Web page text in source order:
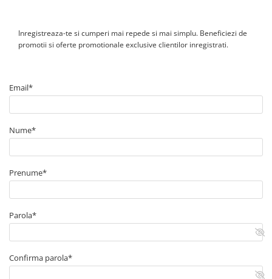
Inregistreaza-te si cumperi mai repede si mai simplu. Beneficiezi de
promotii si oferte promotionale exclusive clientilor inregistrati.
Email*
Nume*
Prenume*
Parola*
Confirma parola*